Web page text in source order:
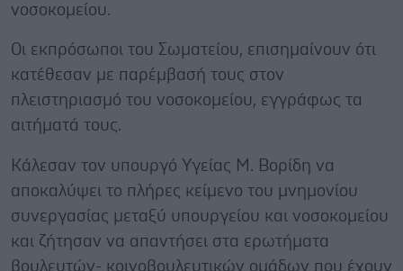
νοσοκομείου.
Οι εκπρόσωποι του Σωματείου, επισημαίνουν ότι
κατέθεσαν με παρέμβασή τους στον
πλειστηριασμό του νοσοκομείου, εγγράφως τα
αιτήματά τους.
Κάλεσαν τον υπουργό Υγείας Μ. Βορίδη να
αποκαλύψει το πλήρες κείμενο του μνημονίου
συνεργασίας μεταξύ υπουργείου και νοσοκομείου
και ζήτησαν να απαντήσει στα ερωτήματα
βουλευτών- κοινοβουλευτικών ομάδων που έχουν